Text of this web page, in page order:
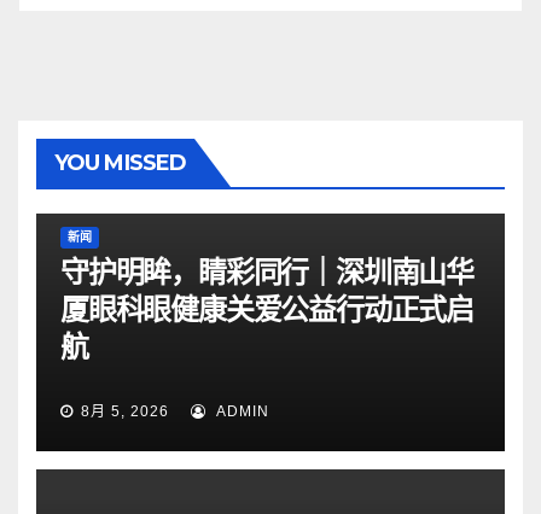
YOU MISSED
新闻
守护明眸，睛彩同行｜深圳南山华
厦眼科眼健康关爱公益行动正式启
航
8月 5, 2026 ADMIN